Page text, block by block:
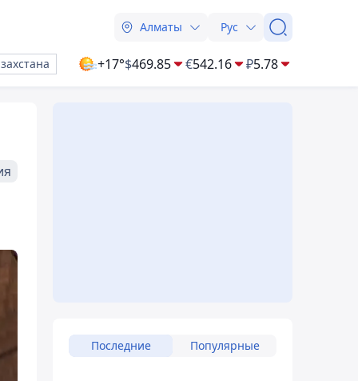
Алматы Рус
+17°$469.85 €542.16 ₽5.78
Последние Популярные